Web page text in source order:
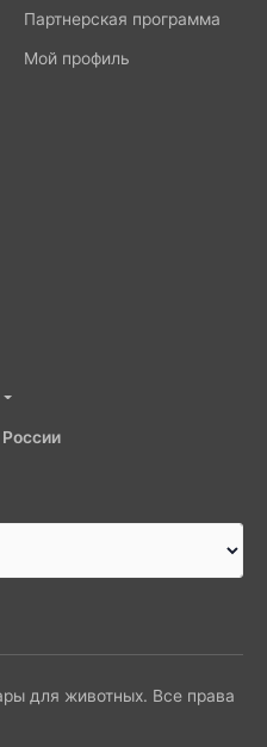
Партнерская программа
Мой профиль
для животных. Все права